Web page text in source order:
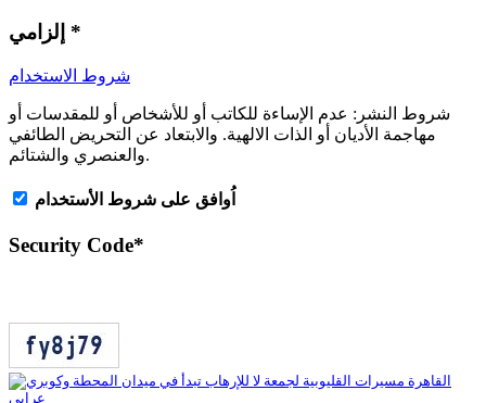
*
شروط الاستخدام
شروط النشر: عدم الإساءة للكاتب أو للأشخاص أو للمقدسات أو
مهاجمة الأديان أو الذات الالهية. والابتعاد عن التحريض الطائفي
والعنصري والشتائم.
اُوافق على شروط الأستخدام
Security Code*